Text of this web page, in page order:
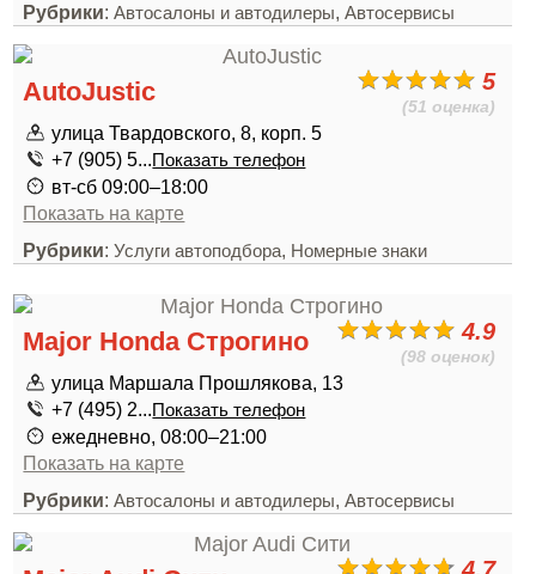
Рубрики:Автосалоны и автодилеры,Автосервисы
5
(51 оценка)
AutoJustic
улица Твардовского, 8, корп. 5
+7 (905) 5...Показать телефон
вт-сб 09:00–18:00
Показать на карте
Рубрики:Услуги автоподбора, Номерные знаки
4.9
(98 оценок)
Major Honda Строгино
улица Маршала Прошлякова, 13
+7 (495) 2...Показать телефон
ежедневно, 08:00–21:00
Показать на карте
Рубрики:Автосалоны и автодилеры,Автосервисы